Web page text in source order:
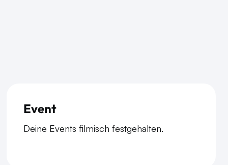
Event
Deine Events filmisch festgehalten.